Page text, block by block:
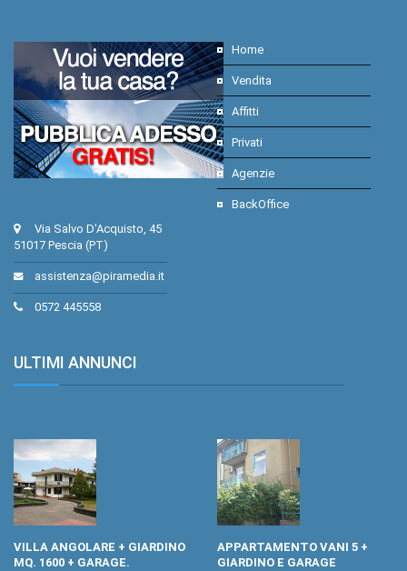
Via Salvo D'Acquisto, 45
51017 Pescia (PT)
assistenza@piramedia.it
0572 445558
Home
Vendita
Affitti
Privati
Agenzie
BackOffice
ULTIMI ANNUNCI.
VILLA ANGOLARE + GIARDINO
MQ. 1600 + GARAGE.
APPARTAMENTO VANI 5 +
GIARDINO E GARAGE